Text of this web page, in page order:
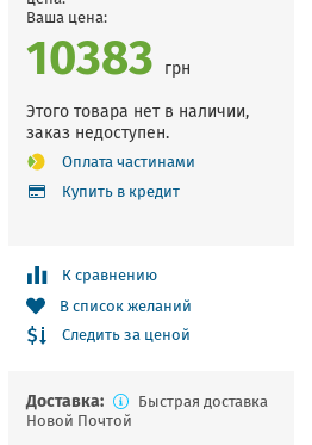
Ваша цена:
10383 грн
Этого товара нет в наличии,
заказ недоступен.
Оплата частинами
Купить в кредит
К сравнению
В список желаний
Следить за ценой
Доставка:
Быстрая доставка
Новой Почтой